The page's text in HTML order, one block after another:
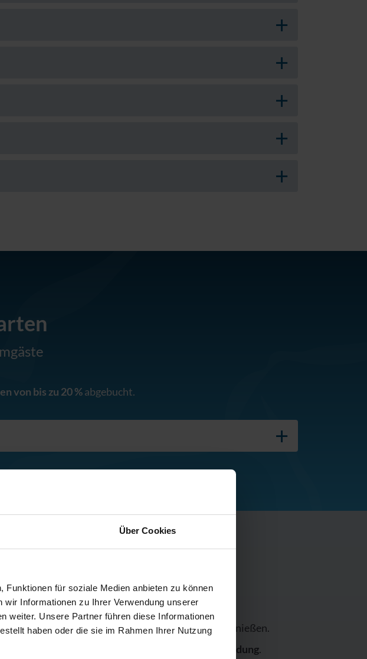
Über Cookies
für soziale Medien anbieten zu können
Informationen zu Ihrer Verwendung unserer
weiter. Unsere Partner führen diese Informationen
haben oder die sie im Rahmen Ihrer Nutzung
von bis zu 20 %abgebucht.
entspannten Tag in der TURM ErlebnisCity genießen.
Wellness-Anwendung.